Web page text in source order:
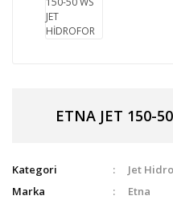
ETNA JET 150-
Kategori
Jet
Marka
Etna